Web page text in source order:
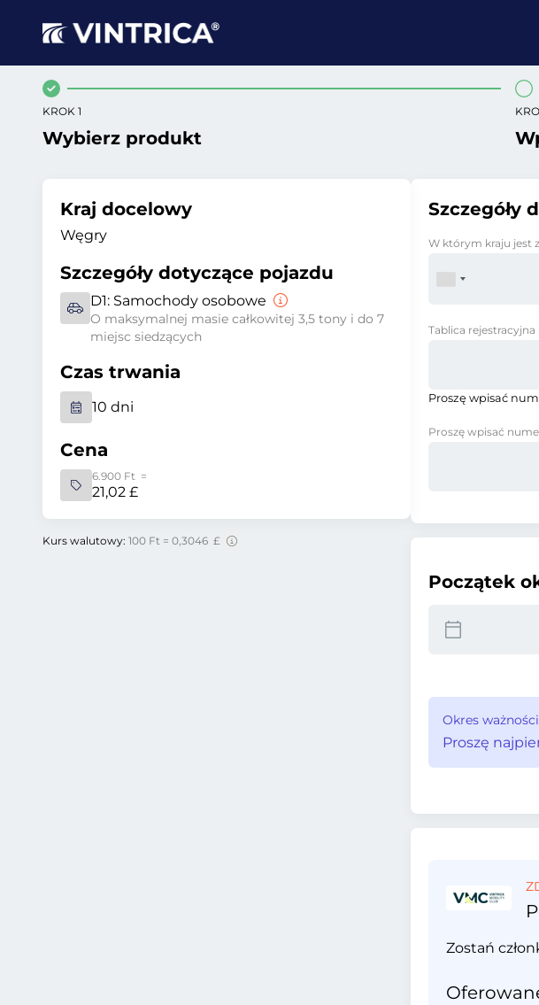
KROK 1
Wybierz produkt
Kraj docelowy
Węgry
Szczegóły dotyczące pojazdu
D1: Samochody osobowe
O maksymalnej masie całkowitej 3,5 tony i do 7
miejsc siedzących
Czas trwania
10 dni
Cena
6.900 Ft =
21,02 £
Kurs walutowy: 100 Ft = 0,3046 £
Szczegóły
W którym kraju jest
Tablica rejestracyjna
Proszę wpisać
Proszę wpisać
Początek
Okres
Proszę
Zostań